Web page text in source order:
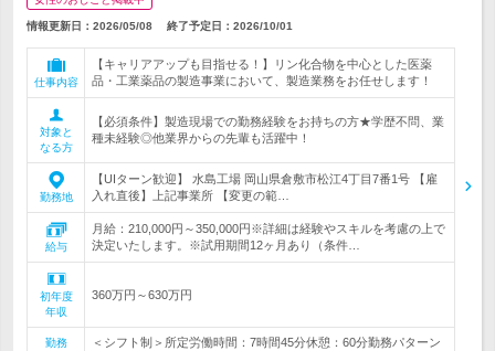
情報更新日：2026/05/08 終了予定日： 2026/10/01
仕事内容
【キャリアアップも目指せる！】リン化合物を中心とした医薬
品・工業薬品の製造事業において、製造業務をお任せします！
対象と
なる方
【必須条件】製造現場での勤務経験をお持ちの方★学歴不問、業
種未経験◎他業界からの先輩も活躍中！
勤務地
【UIターン歓迎】 水島工場 岡山県倉敷市松江4丁目7番1号 【雇
入れ直後】上記事業所 【変更の範…
給与
月給：210,000円～350,000円※詳細は経験やスキルを考慮の上で
決定いたします。※試用期間12ヶ月あり（条件…
初年度
年収
360万円～630万円
勤務
＜シフト制＞所定労働時間：7時間45分休憩：60分勤務パターン